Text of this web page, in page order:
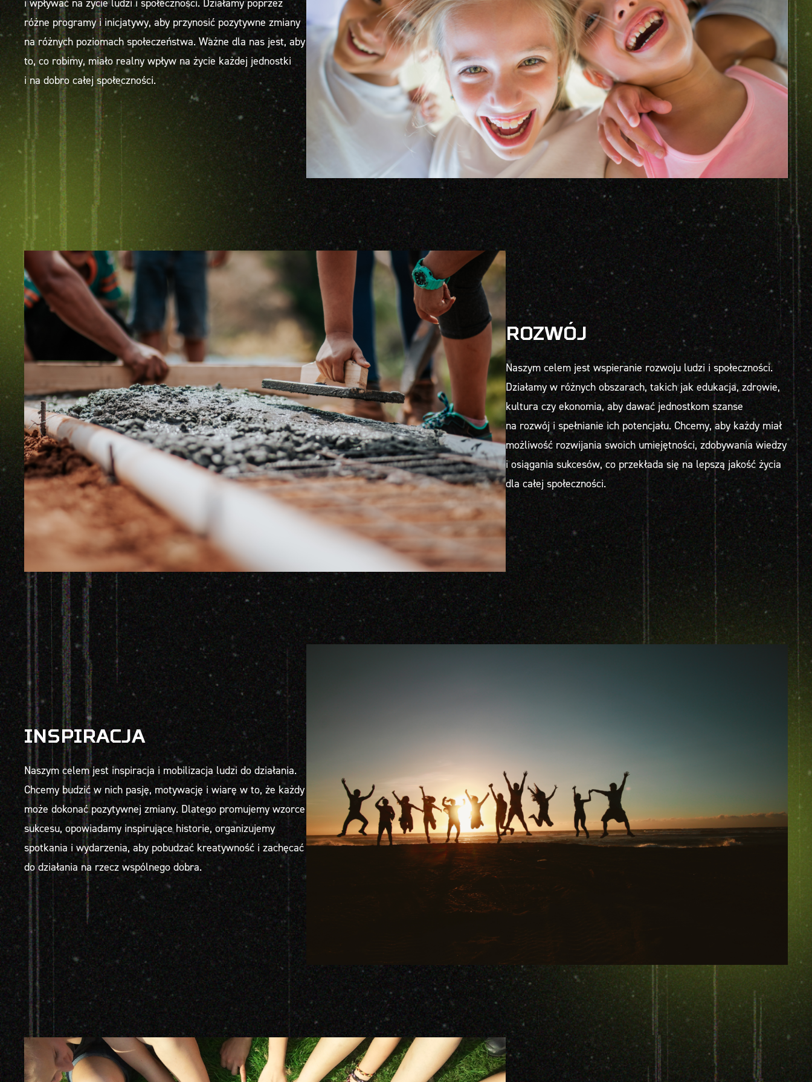
i wpływać na życie ludzi i społeczności. Działamy poprzez
różne programy i inicjatywy, aby przynosić pozytywne zmiany
na różnych poziomach społeczeństwa. Ważne dla nas jest, aby
to, co robimy, miało realny wpływ na życie każdej jednostki
i na dobro całej społeczności.
ROZWÓJ
Naszym celem jest wspieranie rozwoju ludzi i społeczności.
Działamy w różnych obszarach, takich jak edukacja, zdrowie,
kultura czy ekonomia, aby dawać jednostkom szanse
na rozwój i spełnianie ich potencjału. Chcemy, aby każdy miał
możliwość rozwijania swoich umiejętności, zdobywania wiedzy
i osiągania sukcesów, co przekłada się na lepszą jakość życia
dla całej społeczności.
INSPIRACJA
Naszym celem jest inspiracja i mobilizacja ludzi do działania.
Chcemy budzić w nich pasję, motywację i wiarę w to, że każdy
może dokonać pozytywnej zmiany. Dlatego promujemy wzorce
sukcesu, opowiadamy inspirujące historie, organizujemy
spotkania i wydarzenia, aby pobudzać kreatywność i zachęcać
do działania na rzecz wspólnego dobra.